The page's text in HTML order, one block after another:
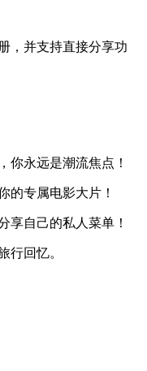
，并支持直接分享功
你永远是潮流焦点！
的专属电影大片！
享自己的私人菜单！
行回忆。